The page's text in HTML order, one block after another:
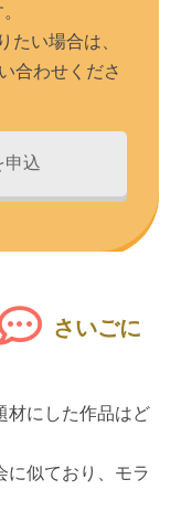
い場合は、
合わせくださ
申込
さいごに
材にした作品はど
に似ており、モラ